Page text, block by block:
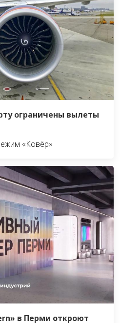
ограничены вылеты
«Ковёр»
в Перми откроют